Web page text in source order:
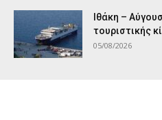
Ιθάκη –
τουριστικής
05/08/2026